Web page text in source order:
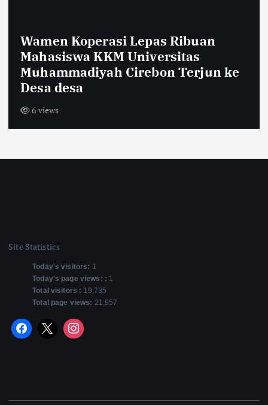
Sambut HUT RI ke-81,Warga Dusun
Krajan Tengah Pasang Bendera
Merah Putih Sepanjang 600 Meter
12 views
Site Statistics
Today's visitors: 1
Today's page views: : 1
Total visitors : 19,735
Total page views: 21,957